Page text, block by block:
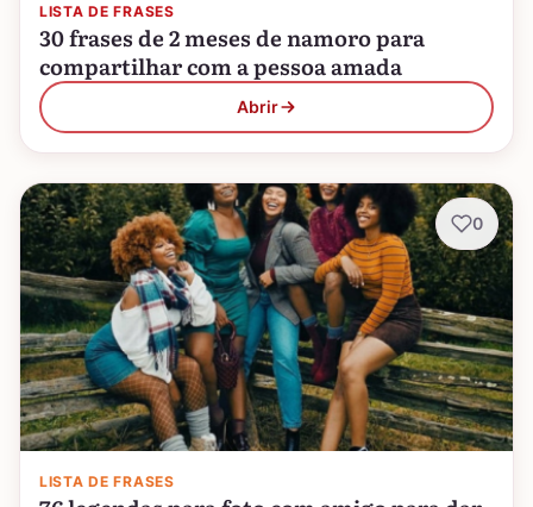
LISTA DE FRASES
30 frases de 2 meses de namoro para
compartilhar com a pessoa amada
Abrir
LISTA DE FRASES
0